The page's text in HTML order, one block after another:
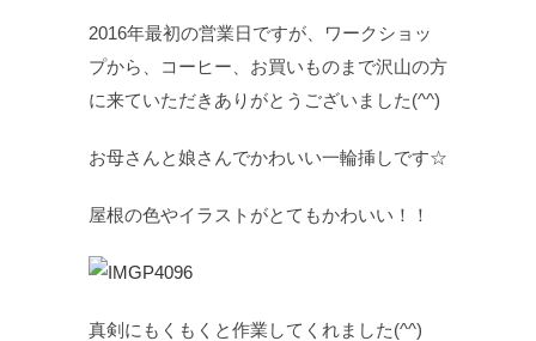
2016年最初の営業日ですが、ワークショッ
プから、コーヒー、お買いものまで沢山の方
に来ていただきありがとうございました(^^)
お母さんと娘さんでかわいい一輪挿しです☆
屋根の色やイラストがとてもかわいい！！
真剣にもくもくと作業してくれました(^^)